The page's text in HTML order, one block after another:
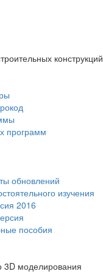
конструкций
программ
обновлений
изучения
2016
пособия
3D моделирования